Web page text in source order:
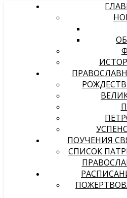
ПОУЧЕНИЯ
СПИСОК